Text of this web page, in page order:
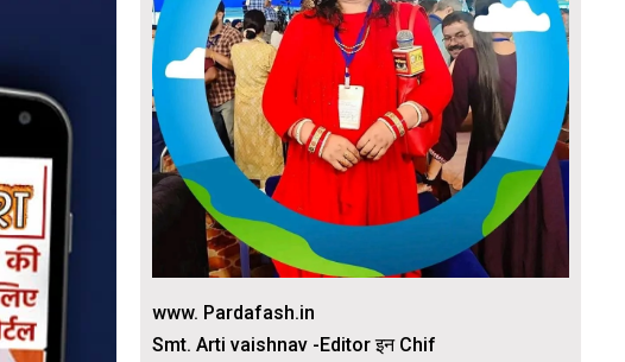
www. Pardafash.in
Smt. Arti vaishnav -Editor इन Chif